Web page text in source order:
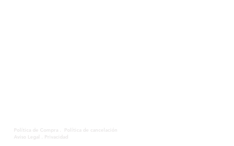
Política de Compra .
Política de cancelación
Aviso Legal . Privacidad